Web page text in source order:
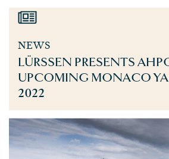
NEWS
LÜRSSEN PRESENTS
UPCOMING MONACO
2022